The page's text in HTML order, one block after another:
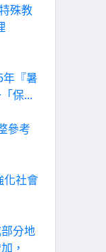
殊教
年『暑
保...
參考
化社會
分地
，